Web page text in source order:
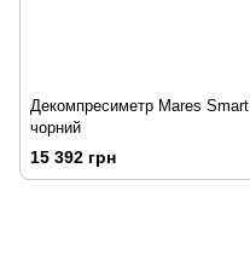
Декомпресиметр Mares Smart
чорний
15 392 грн